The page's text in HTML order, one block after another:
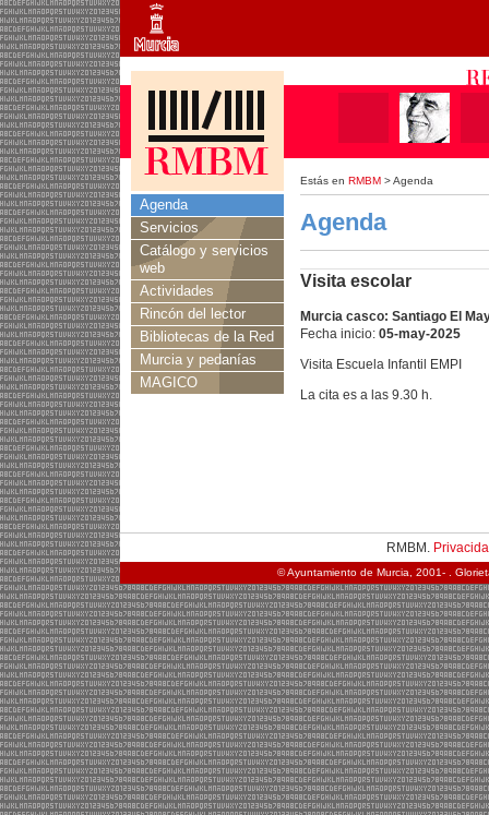
Estás en RMBM > Agenda
Agenda
Servicios
Catálogo y servicios
web
Actividades
Rincón del lector
Bibliotecas de la Red
Murcia y pedanías
MAGICO
Agenda
Visita escolar
Murcia casco: Santiago El
Fecha inicio: 05-may-2025
Visita Escuela Infantil EMPI
La cita es a las 9.30 h.
RMBM.
© Ayuntamiento de Murcia, 2001- .